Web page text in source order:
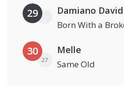
29 Damiano David
Born With a
30
27
Melle
Same Old